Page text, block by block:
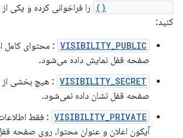
را فراخوانی کرده و یکی
کنید:
VISIBILITY_PUBLIC : محتوای کامل
صفحه قفل نمایش داده می‌شود.
VISIBILITY_SECRET : هیچ بخشی از
صفحه قفل نشان داده نمی‌شود.
VISIBILITY_PRIVATE : فقط اطلاعات
آیکون اعلان و عنوان محتوا، روی صفحه